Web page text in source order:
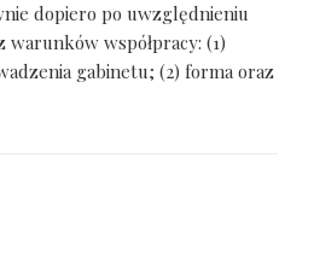
dopiero po uwzględnieniu
warunków współpracy: (1)
gabinetu; (2) forma oraz